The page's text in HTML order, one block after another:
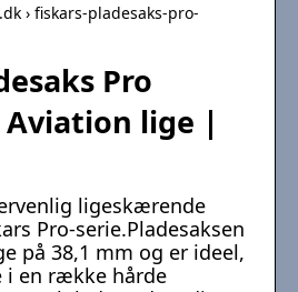
› fiskars-pladesaks-pro-
Pro
Aviation lige |
ligeskærende
Pro-serie.Pladesaksen
på 38,1 mm og er ideel,
i en række hårde